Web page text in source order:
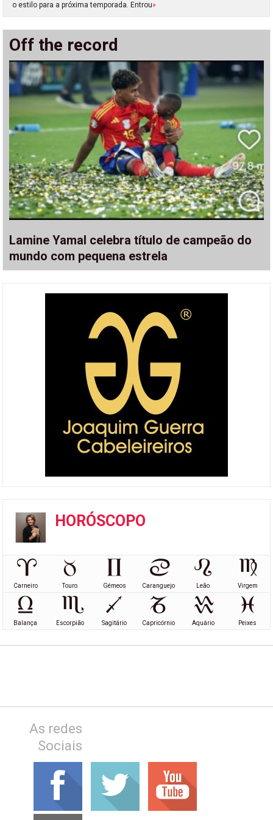
o estilo para a próxima temporada. Entrou»
Off the record
Lamine Yamal celebra título de campeão do
mundo com pequena estrela
HORÓSCOPO
Carneiro Touro Gémeos Caranguejo Leão Virgem
Balança Escorpião Sagitário Capricórnio Aquário Peixes
As redes
Sociais